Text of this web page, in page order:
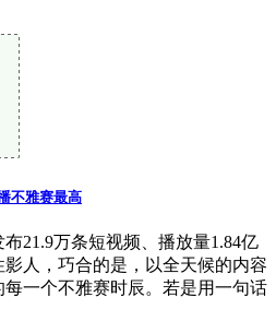
不雅赛最高
21.9万条短视频、播放量1.84亿
影人，巧合的是，以全天候的内容
一个不雅赛时辰。若是用一句话